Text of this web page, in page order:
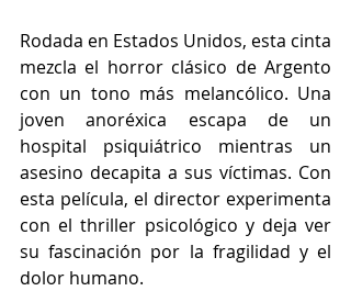
Rodada en Estados Unidos, esta cinta
mezcla el horror clásico de Argento
con un tono más melancólico. Una
joven anoréxica escapa de un
hospital psiquiátrico mientras un
asesino decapita a sus víctimas. Con
esta película, el director experimenta
con el thriller psicológico y deja ver
su fascinación por la fragilidad y el
dolor humano.